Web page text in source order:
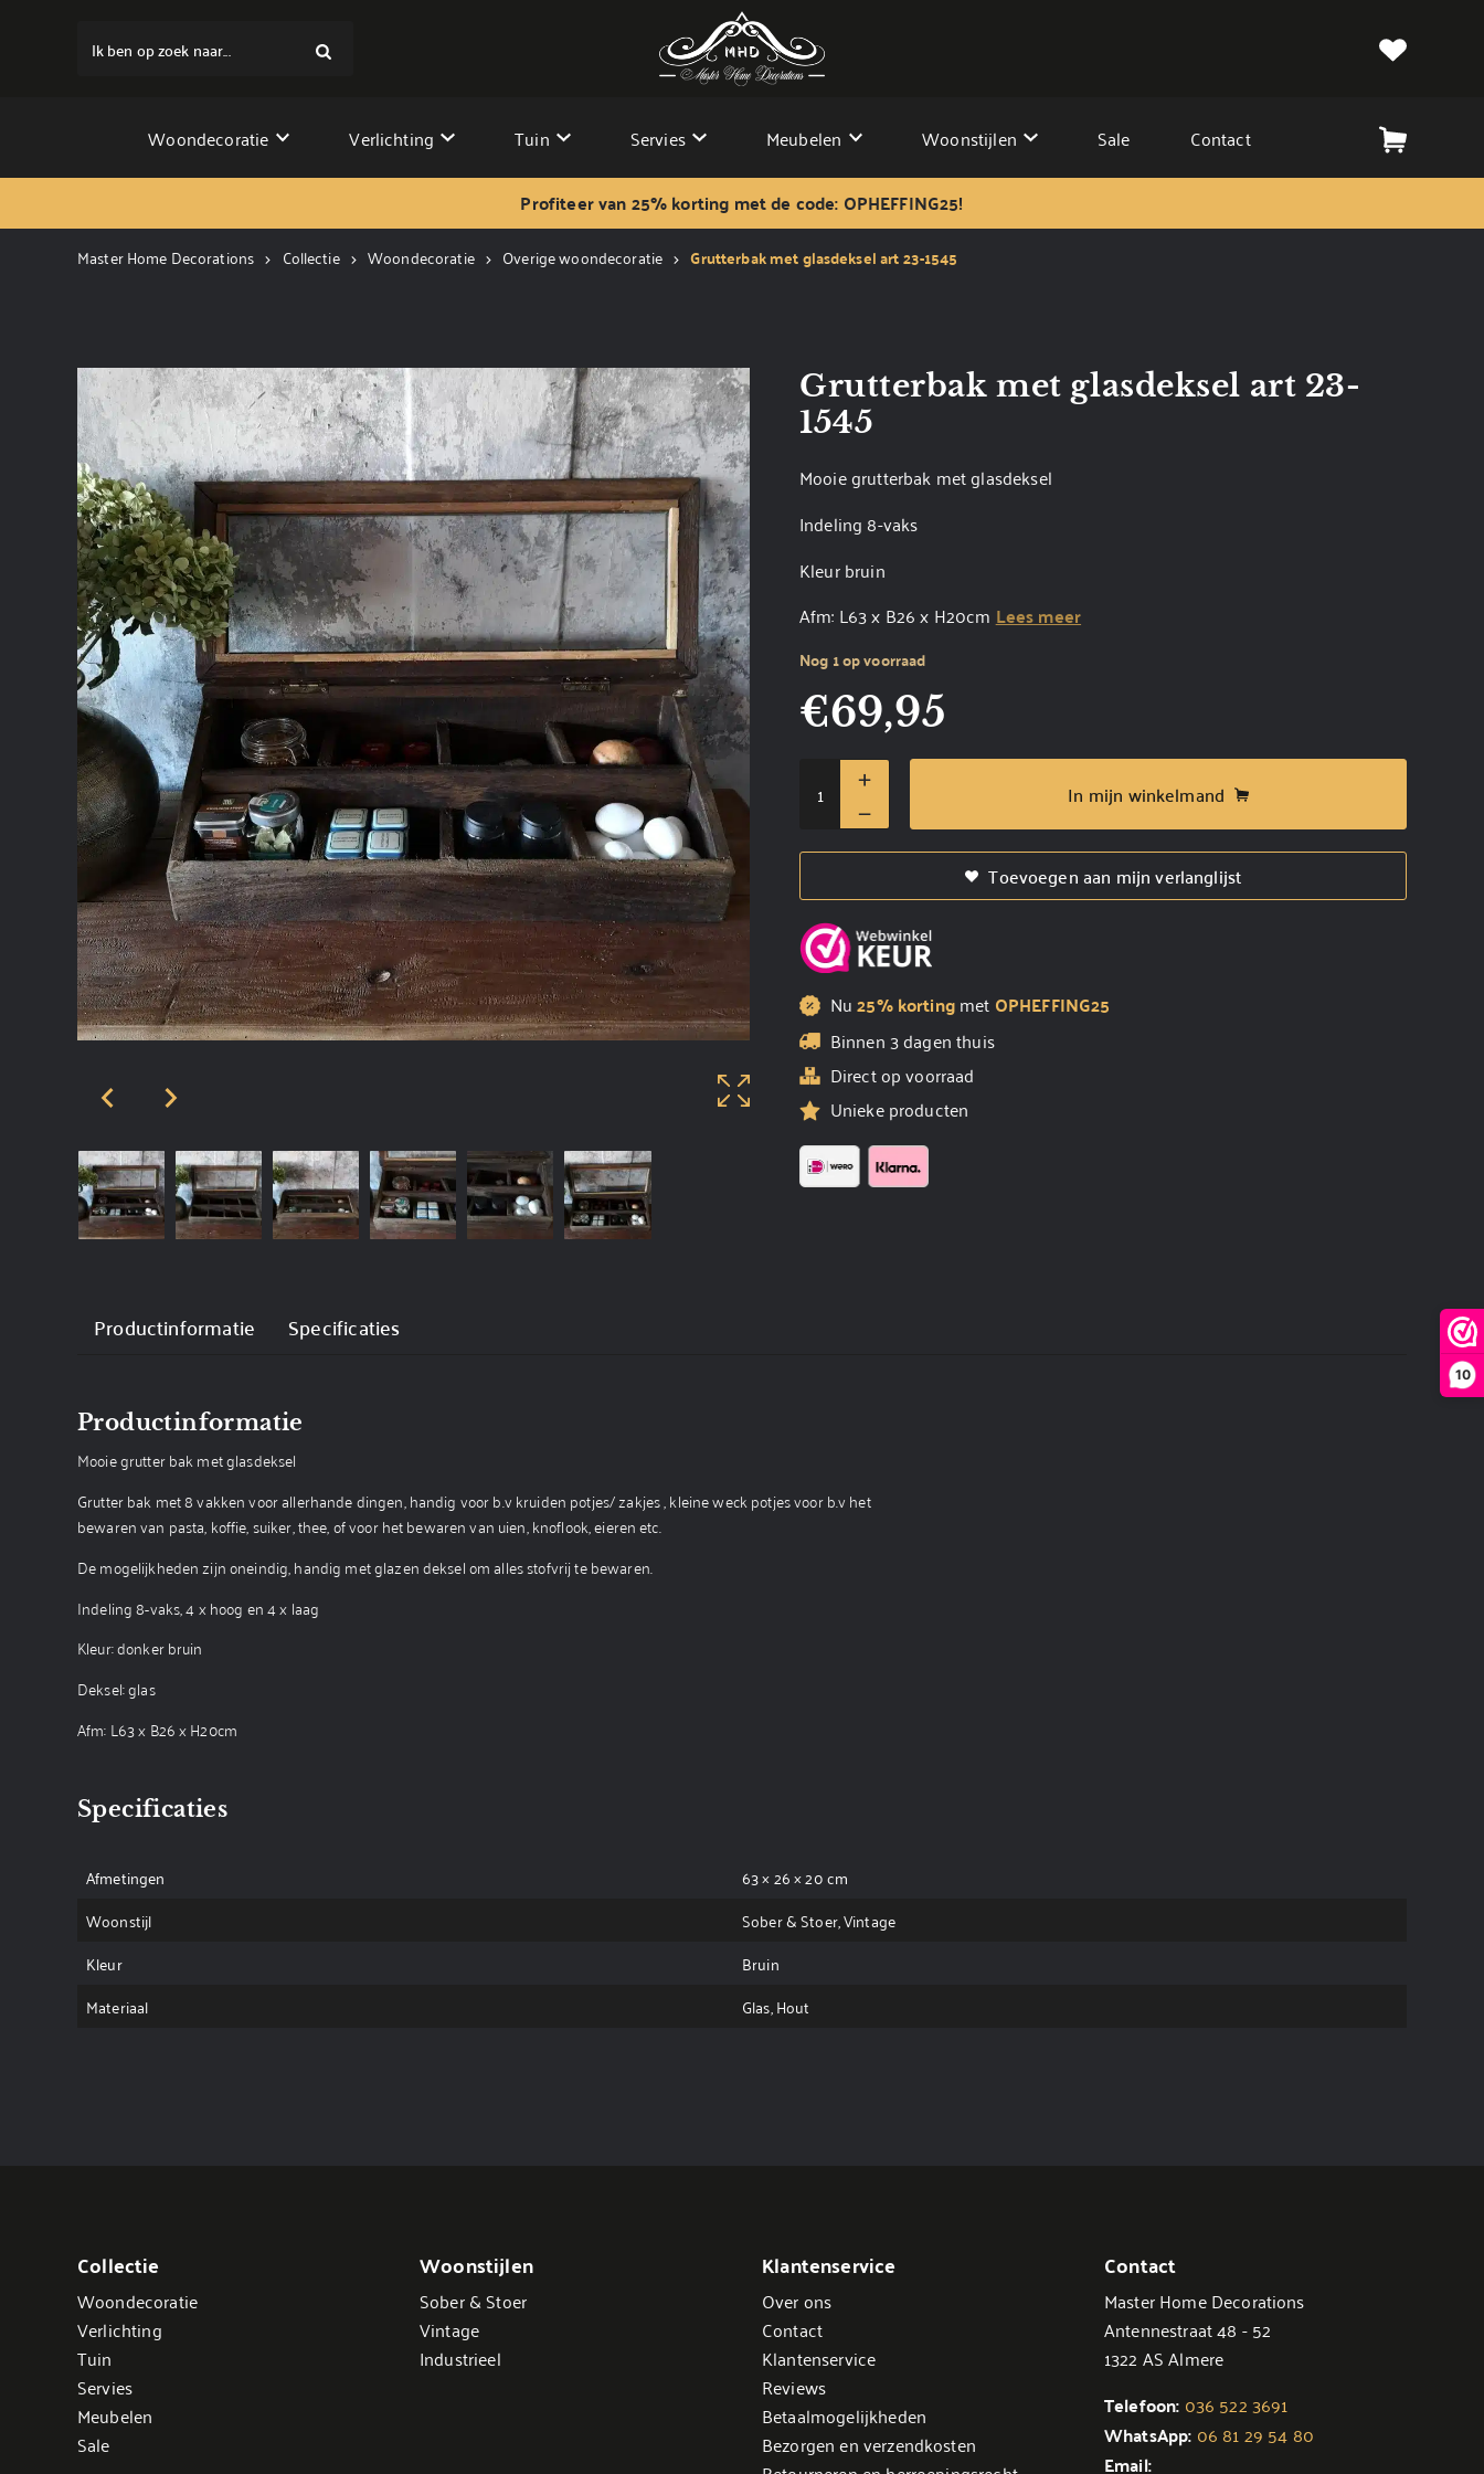
10
Ik ben op zoek naar...
Woondecoratie Verlichting Tuin Servies Meubelen Woonstijlen Sale Contact
Profiteer van 25% korting met de code: OPHEFFING25!
Master Home Decorations Collectie Woondecoratie Overige woondecoratie Grutterbak met glasdeksel art 23-1545
Grutterbak met glasdeksel art 23-
1545
Mooie grutterbak met glasdeksel
Indeling 8-vaks
Kleur bruin
Afm: L63 x B26 x H20cm Lees meer
Nog 1 op voorraad
€69,95
In mijn winkelmand
Toevoegen aan mijn verlanglijst
Nu25% kortingmet OPHEFFING25
Binnen 3 dagen thuis
Direct op voorraad
Unieke producten
Productinformatie Specificaties
Productinformatie
Mooie grutter bak met glasdeksel
Grutter bak met 8 vakken voor allerhande dingen, handig voor b.v kruiden potjes/ zakjes , kleine weck potjes voor b.v het
bewaren van pasta, koffie, suiker, thee, of voor het bewaren van uien, knoflook, eieren etc.
De mogelijkheden zijn oneindig, handig met glazen deksel om alles stofvrij te bewaren.
Indeling 8-vaks, 4 x hoog en 4 x laag
Kleur: donker bruin
Deksel: glas
Afm: L63 x B26 x H20cm
Specificaties
Afmetingen
63 × 26 × 20 cm
Woonstijl
Sober & Stoer, Vintage
Kleur
Bruin
Materiaal
Glas, Hout
Collectie
Woondecoratie
Verlichting
Tuin
Servies
Meubelen
Sale
Woonstijlen
Sober & Stoer
Vintage
Industrieel
Klantenservice
Over ons
Contact
Klantenservice
Reviews
Betaalmogelijkheden
Bezorgen en verzendkosten
Contact
Master Home Decorations
Antennestraat 48 - 52
1322 AS Almere
Telefoon: 036 522 3691
WhatsApp: 06 81 29 54 80
Email: